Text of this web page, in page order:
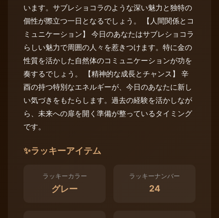
います。サブレショコラのような深い魅力と独特の
個性が際立つ一日となるでしょう。 【人間関係とコ
ミュニケーション】 今日のあなたはサブレショコラ
らしい魅力で周囲の人々を惹きつけます。特に金の
性質を活かした自然体のコミュニケーションが功を
奏するでしょう。 【精神的な成長とチャンス】 辛
酉の持つ特別なエネルギーが、今日のあなたに新し
い気づきをもたらします。過去の経験を活かしなが
ら、未来への扉を開く準備が整っているタイミング
です。
✨ラッキーアイテム
ラッキーカラー
グレー
ラッキーナンバー
24